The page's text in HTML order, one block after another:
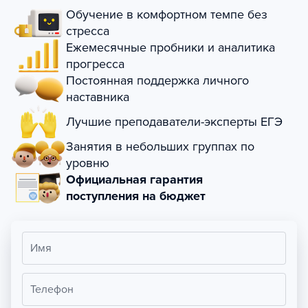
Обучение в комфортном темпе без
стресса
Ежемесячные пробники и аналитика
прогресса
Постоянная поддержка личного
наставника
Лучшие преподаватели-эксперты ЕГЭ
Занятия в небольших группах по
уровню
Официальная гарантия
поступления на бюджет
Имя
Телефон